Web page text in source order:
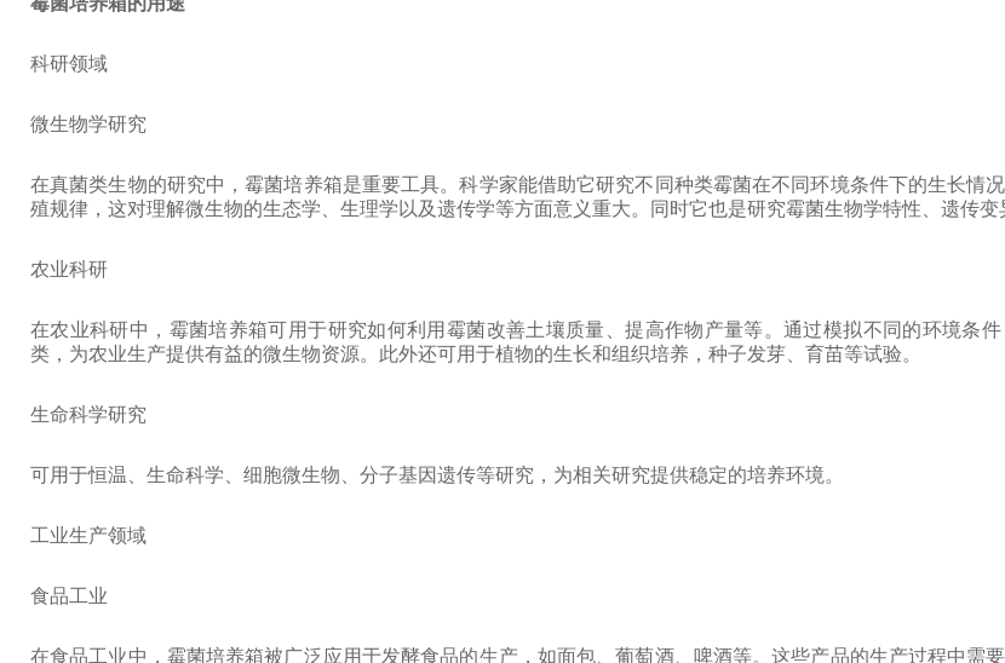
科研领域
微生物学研究
在真菌类生物的研究中，霉菌培养箱是重要工具。科学家能借助它研究不同种类霉菌在不同环境条件下的生长情
殖规律，这对理解微生物的生态学、生理学以及遗传学等方面意义重大。同时它也是研究霉菌生物学特性、遗传变
农业科研
在农业科研中，霉菌培养箱可用于研究如何利用霉菌改善土壤质量、提高作物产量等。通过模拟不同的环境条
类，为农业生产提供有益的微生物资源。此外还可用于植物的生长和组织培养，种子发芽、育苗等试验。
生命科学研究
可用于恒温、生命科学、细胞微生物、分子基因遗传等研究，为相关研究提供稳定的培养环境。
工业生产领域
食品工业
在食品工业中，霉菌培养箱被广泛应用于发酵食品的生产，如面包、葡萄酒、啤酒等。这些产品的生产过程中需